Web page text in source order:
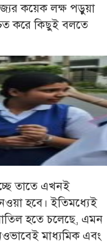
কয়েক লক্ষ পড়ুয়া
করে কিছুই বলতে
তাতে এখনই
হবে। ইতিমধ্যেই
হতে চলেছে, এমন
মাধ্যমিক এবং